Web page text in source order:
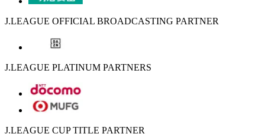
J.LEAGUE OFFICIAL BROADCASTING PARTNER
J.LEAGUE PLATINUM PARTNERS
J.LEAGUE CUP TITLE PARTNER